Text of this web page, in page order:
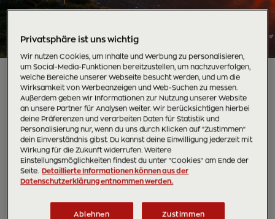
Digital, interaktiv, unwiderstehlich
Deine Gästekarte
Als Gast der Ferienregion Fügen-Kaltenbach
bekommst du bei der Ankunft von deinem
Vorlage dieser Gästekarte erhältst du bei
Privatsphäre ist uns wichtig
Wir nutzen Cookies, um Inhalte und Werbung zu personalisieren,
um Social-Media-Funktionen bereitzustellen, um nachzuverfolgen,
welche Bereiche unserer Webseite besucht werden, und um die
Wirksamkeit von Werbeanzeigen und Web-Suchen zu messen.
Außerdem geben wir Informationen zur Nutzung unserer Website
an unsere Partner für Analysen weiter. Wir berücksichtigen hierbei
deine Präferenzen und verarbeiten Daten für Statistik und
Personalisierung nur, wenn du uns durch Klicken auf "Zustimmen"
dein Einverständnis gibst. Du kannst deine Einwilligung jederzeit mit
Wirkung für die Zukunft widerrufen. Weitere
Einstellungsmöglichkeiten findest du unter "Cookies" am Ende der
Seite.
Detaillierte Informationen können aus der
Datenschutzerklärung entnommen werden.
Ablehnen Zustimmen